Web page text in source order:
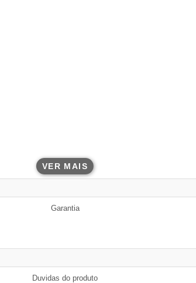
VER MAIS
Garantia
Duvidas do produto